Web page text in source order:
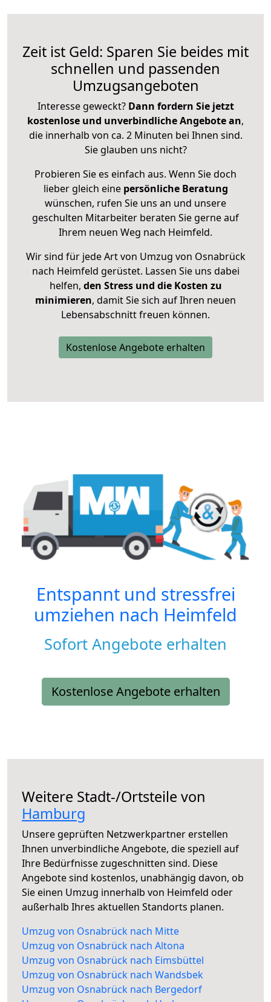
Zeit ist Geld: Sparen Sie beides mit
schnellen und passenden
Umzugsangeboten
Interesse geweckt? Dann fordern Sie jetzt
kostenlose und unverbindliche Angebote an,
die innerhalb von ca. 2 Minuten bei Ihnen sind.
Sie glauben uns nicht?
Probieren Sie es einfach aus. Wenn Sie doch
lieber gleich eine persönliche Beratung
wünschen, rufen Sie uns an und unsere
geschulten Mitarbeiter beraten Sie gerne auf
Ihrem neuen Weg nach Heimfeld.
Wir sind für jede Art von Umzug von Osnabrück
nach Heimfeld gerüstet. Lassen Sie uns dabei
helfen, den Stress und die Kosten zu
minimieren, damit Sie sich auf Ihren neuen
Lebensabschnitt freuen können.
Kostenlose Angebote erhalten
Entspannt und stressfrei
umziehen nach Heimfeld
Sofort Angebote erhalten
Kostenlose Angebote erhalten
Weitere Stadt-/Ortsteile von
Hamburg
Unsere geprüften Netzwerkpartner erstellen
Ihnen unverbindliche Angebote, die speziell auf
Ihre Bedürfnisse zugeschnitten sind. Diese
Angebote sind kostenlos, unabhängig davon, ob
Sie einen Umzug innerhalb von Heimfeld oder
außerhalb Ihres aktuellen Standorts planen.
Umzug von Osnabrück nach Mitte
Umzug von Osnabrück nach Altona
Umzug von Osnabrück nach Eimsbüttel
Umzug von Osnabrück nach Wandsbek
Umzug von Osnabrück nach Bergedorf